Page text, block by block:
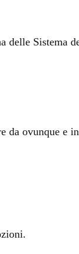
delle Sistema
ovunque e